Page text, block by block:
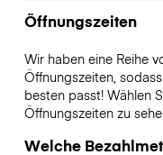
Öffnungszeiten
Wir haben eine Reihe
Öffnungszeiten,
besten passt! Wählen
Öffnungszeiten zu
Welche